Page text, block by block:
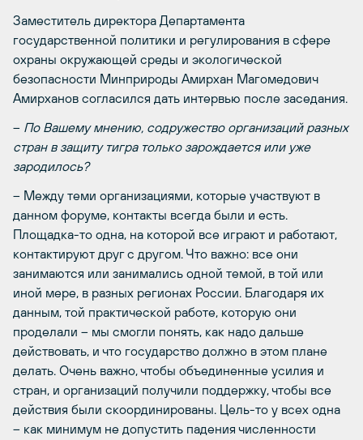
Заместитель директора Департамента
государственной политики и регулирования в сфере
охраны окружающей среды и экологической
безопасности Минприроды Амирхан Магомедович
Амирханов согласился дать интервью после заседания.
– По Вашему мнению, содружество организаций разных
стран в защиту тигра только зарождается или уже
зародилось?
– Между теми организациями, которые участвуют в
данном форуме, контакты всегда были и есть.
Площадка-то одна, на которой все играют и работают,
контактируют друг с другом. Что важно: все они
занимаются или занимались одной темой, в той или
иной мере, в разных регионах России. Благодаря их
данным, той практической работе, которую они
проделали – мы смогли понять, как надо дальше
действовать, и что государство должно в этом плане
делать. Очень важно, чтобы объединенные усилия и
стран, и организаций получили поддержку, чтобы все
действия были скоординированы. Цель-то у всех одна
– как минимум не допустить падения численности